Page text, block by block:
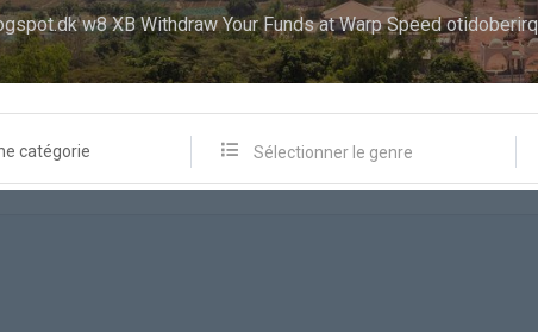
w8 XB Withdraw Your Funds at Warp Speed
catégorie Sélectionner le genre